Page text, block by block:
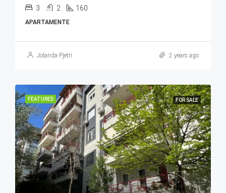
3 2 160
APARTAMENTE
Jolanda Pjetri 2 years ago
FEATURED FOR SALE